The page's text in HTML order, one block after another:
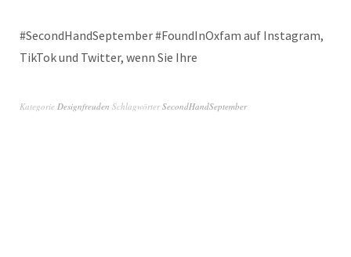
#SecondHandSeptember #FoundInOxfam auf Instagram,
TikTok und Twitter, wenn Sie Ihre
Kategorie Designfreuden SchlagwörterSecondHandSeptember